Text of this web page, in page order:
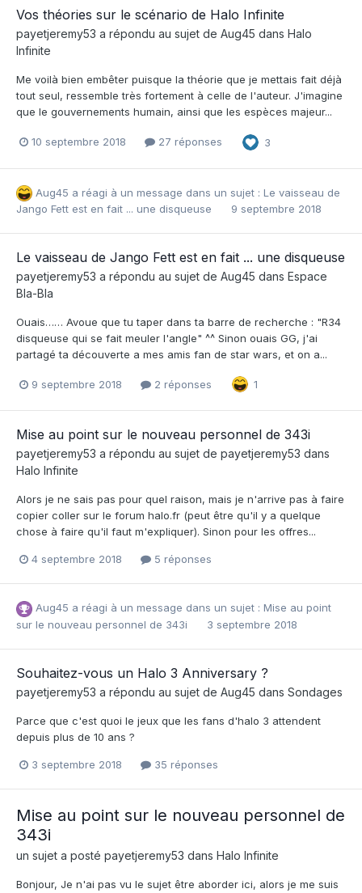
Vos théories sur le scénario de Halo Infinite
payetjeremy53 a répondu au sujet de Aug45 dans Halo
Infinite
Me voilà bien embêter puisque la théorie que je mettais fait déjà
tout seul, ressemble très fortement à celle de l'auteur. J'imagine
que le gouvernements humain, ainsi que les espèces majeur...
10 septembre 2018 27 réponses 3
Aug45 a réagi à un message dans un sujet : Le vaisseau de
Jango Fett est en fait ... une disqueuse
9 septembre 2018
Le vaisseau de Jango Fett est en fait ... une disqueuse
payetjeremy53 a répondu au sujet de Aug45 dans Espace
Bla-Bla
Ouais…… Avoue que tu taper dans ta barre de recherche : "R34
disqueuse qui se fait meuler l'angle" ^^ Sinon ouais GG, j'ai
partagé ta découverte a mes amis fan de star wars, et on a...
9 septembre 2018 2 réponses 1
Mise au point sur le nouveau personnel de 343i
payetjeremy53 a répondu au sujet de payetjeremy53 dans
Halo Infinite
Alors je ne sais pas pour quel raison, mais je n'arrive pas à faire
copier coller sur le forum halo.fr (peut être qu'il y a quelque
chose à faire qu'il faut m'expliquer). Sinon pour les offres...
4 septembre 2018 5 réponses
Aug45 a réagi à un message dans un sujet : Mise au point
sur le nouveau personnel de 343i
3 septembre 2018
Souhaitez-vous un Halo 3 Anniversary ?
payetjeremy53 a répondu au sujet de Aug45 dans Sondages
Parce que c'est quoi le jeux que les fans d'halo 3 attendent
depuis plus de 10 ans ?
3 septembre 2018 35 réponses
Mise au point sur le nouveau personnel de
343i
un sujet a posté payetjeremy53 dans Halo Infinite
Bonjour, Je n'ai pas vu le sujet être aborder ici, alors je me suis